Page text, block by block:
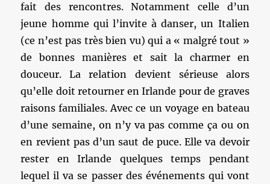
fait des rencontres. Notamment celle d’un
jeune homme qui l’invite à danser, un Italien
(ce n’est pas très bien vu) qui a « malgré tout »
de bonnes manières et sait la charmer en
douceur. La relation devient sérieuse alors
qu’elle doit retourner en Irlande pour de graves
raisons familiales. Avec ce un voyage en bateau
d’une semaine, on n’y va pas comme ça ou on
en revient pas d’un saut de puce. Elle va devoir
rester en Irlande quelques temps pendant
lequel il va se passer des événements qui vont